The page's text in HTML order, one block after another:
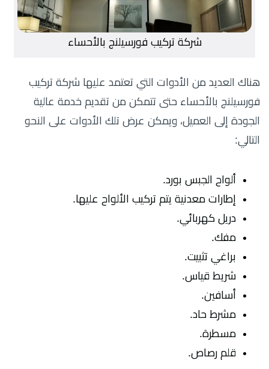
شركة تركيب فورسيلنج بالأحساء
هناك العديد من الأدوات التي تعتمد عليها شركة تركيب
فورسيلنج بالأحساء حتى تتمكن من تقديم خدمة عالية
الجودة إلى العميل، ويمكن عرض تلك الأدوات على النحو
التالي:
ألواح الجبس بورد.
إطارات معدنية يتم تركيب الألواح عليها.
دريل كهربائي.
مفك.
براغي تثبيت.
شريط قياس.
أسافين.
مشرط حاد.
مسطرة.
قلم رصاص.